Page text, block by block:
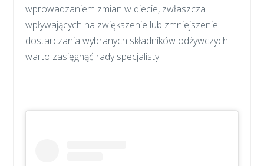
wprowadzaniem zmian w diecie, zwłaszcza
wpływających na zwiększenie lub zmniejszenie
dostarczania wybranych składników odżywczych
warto zasięgnąć rady specjalisty.